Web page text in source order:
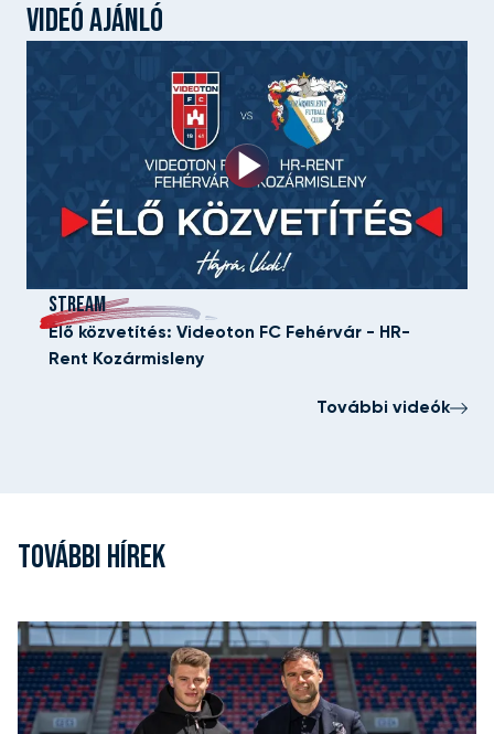
VIDEÓ AJÁNLÓ
STREAM
Élő közvetítés: Videoton FC Fehérvár - HR-
Rent Kozármisleny
További videók
TOVÁBBI HÍREK